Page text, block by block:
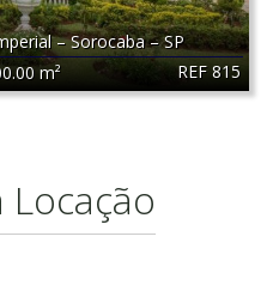
REF 815
–Sorocaba–SP
m²